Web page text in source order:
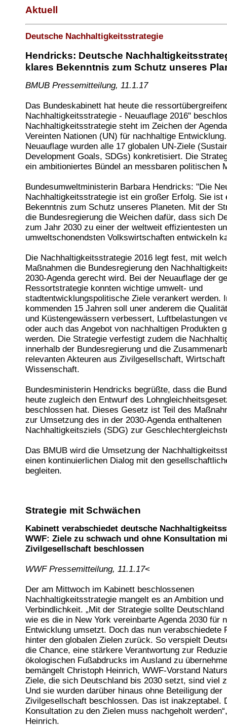
Aktuell
Deutsche Nachhaltigkeitsstrategie
Hendricks: Deutsche
klares Bekenntnis zum Schutz unseres
BMUB Pressemitteilung, 11.1.17
Das Bundeskabinett hat heute die
Nachhaltigkeitsstrategie - Neuauflage 2016"
Nachhaltigkeitsstrategie steht im Zeichen der
Vereinten Nationen (UN) für nachhaltige
Neuauflage wurden alle 17 globalen UN-Ziele
Development Goals, SDGs) konkretisiert. Die
ein ambitioniertes Bündel an messbaren politischen
Bundesumweltministerin Barbara Hendricks: "Die
Nachhaltigkeitsstrategie ist ein großer Erfolg. Sie ist
Bekenntnis zum Schutz unseres Planeten. Mit der
die Bundesregierung die Weichen dafür, dass sich
zum Jahr 2030 zu einer der weltweit effizientesten
umweltschonendsten Volkswirtschaften entwickeln
Die Nachhaltigkeitsstrategie 2016 legt fest, mit
Maßnahmen die Bundesregierung den
2030-Agenda gerecht wird. Bei der Neuauflage der
Ressortstrategie konnten wichtige umwelt- und
stadtentwicklungspolitische Ziele verankert werden.
kommenden 15 Jahren soll uner anderem die
und Küstengewässern verbessert, Luftbelastungen
oder auch das Angebot von nachhaltigen Produkten
werden. Die Strategie verfestigt zudem die
innerhalb der Bundesregierung und die
relevanten Akteuren aus Zivilgesellschaft, Wirtschaft
Wissenschaft.
Bundesministerin Hendricks begrüßte, dass die
heute zugleich den Entwurf des
beschlossen hat. Dieses Gesetz ist Teil des
zur Umsetzung des in der 2030-Agenda enthaltenen
Nachhaltigkeitsziels (SDG) zur
Das BMUB wird die Umsetzung der
einen kontinuierlichen Dialog mit den
begleiten.
Strategie mit Schwächen
Kabinett verabschiedet deutsche
WWF: Ziele zu schwach und ohne Konsultation
Zivilgesellschaft beschlossen
WWF Pressemitteilung, 11.1.17<
Der am Mittwoch im Kabinett beschlossenen
Nachhaltigkeitsstrategie mangelt es an Ambition und
Verbindlichkeit. „Mit der Strategie sollte Deutschland
wie es die in New York vereinbarte Agenda 2030 für
Entwicklung umsetzt. Doch das nun verabschiedete
hinter den globalen Zielen zurück. So verspielt
die Chance, eine stärkere Verantwortung zur
ökologischen Fußabdrucks im Ausland zu
bemängelt Christoph Heinrich, WWF-Vorstand
Ziele, die sich Deutschland bis 2030 setzt, sind viel
Und sie wurden darüber hinaus ohne Beteiligung der
Zivilgesellschaft beschlossen. Das ist inakzeptabel.
Konsultation zu den Zielen muss nachgeholt
Heinrich.